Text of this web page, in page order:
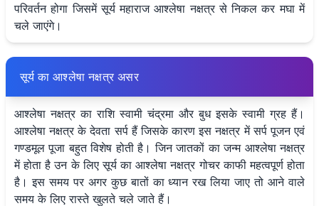
परिवर्तन होगा जिसमें सूर्य महाराज आश्लेषा नक्षत्र से निकल कर मघा में
चले जाएंगे।
सूर्य का आश्लेषा नक्षत्र असर
आश्लेषा नक्षत्र का राशि स्वामी चंद्रमा और बुध इसके स्वामी ग्रह हैं।
आश्लेषा नक्षत्र के देवता सर्प हैं जिसके कारण इस नक्षत्र में सर्प पूजन एवं
गण्डमूल पूजा बहुत विशेष होती है। जिन जातकों का जन्म आश्लेषा नक्षत्र
में होता है उन के लिए सूर्य का आश्लेषा नक्षत्र गोचर काफी महत्वपूर्ण होता
है। इस समय पर अगर कुछ बातों का ध्यान रख लिया जाए तो आने वाले
समय के लिए रास्ते खुलते चले जाते हैं।